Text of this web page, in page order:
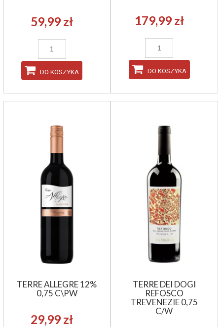
59,99 zł
DO KOSZYKA
179,99 zł
DO KOSZYKA
TERRE ALLEGRE 12%
0,75 C\PW
29,99 zł
TERRE DEI DOGI
REFOSCO
TREVENEZIE 0,75
C/W